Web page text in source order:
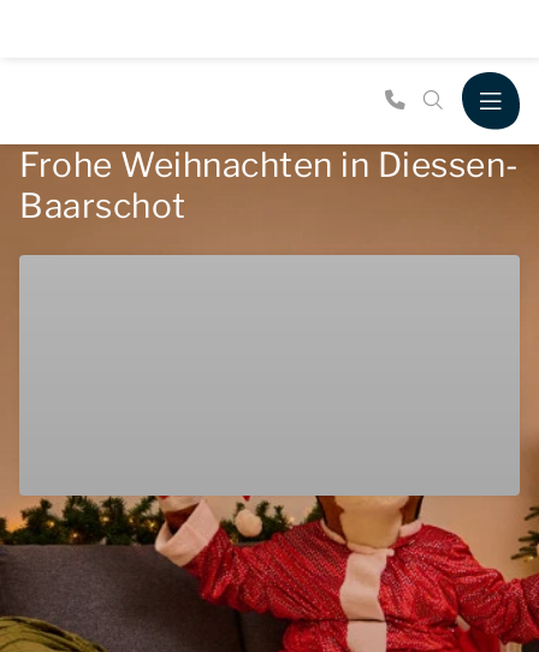
Frohe Weihnachten in Diessen-
Baarschot